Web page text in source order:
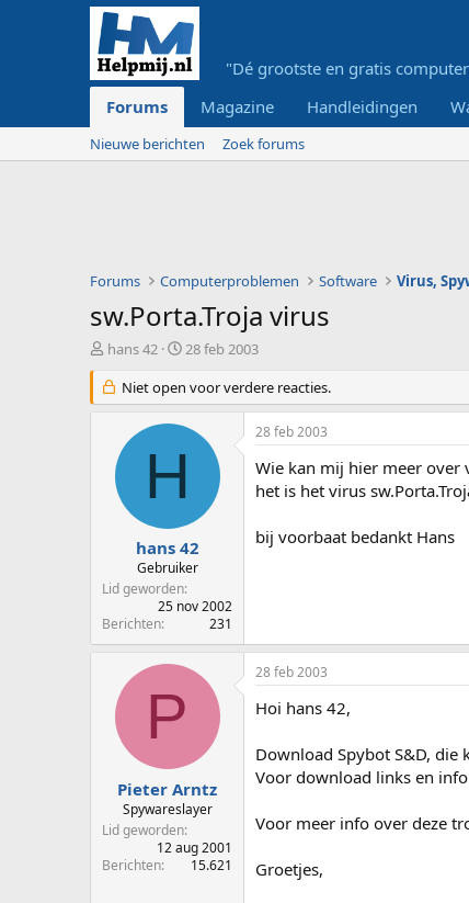
"Dé grootste en gratis
Forums
Magazine Handleidingen
Nieuwe berichten Zoek forums
Forums Computerproblemen Software Virus,
sw.Porta.Troja virus
O
d
e
r
e
r
hans 42
S
a
r
t
m
28 feb 2003
Niet open voor verdere reacties.
H
hans 42
Gebruiker
Lid geworden
25 nov 2002
Berichten
231
28 feb 2003
Wie kan mij hier meer
het is het virus
bij voorbaat bedankt Hans
P
Pieter Arntz
Spywareslayer
Lid geworden
12 aug 2001
Berichten
15.621
28 feb 2003
Hoi hans 42,
Download Spybot S&D, die
Voor download links en
Voor meer info over deze
Groetjes,